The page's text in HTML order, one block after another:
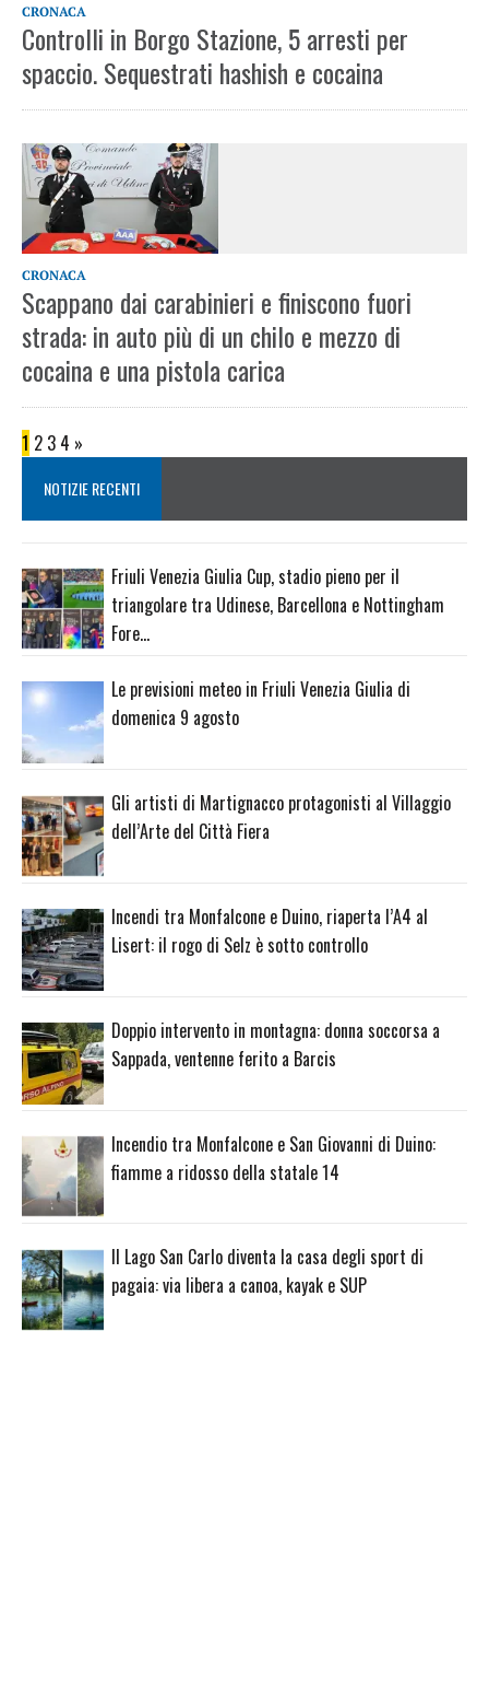
CRONACA
Controlli in Borgo Stazione, 5 arresti per
spaccio. Sequestrati hashish e cocaina
CRONACA
Scappano dai carabinieri e finiscono fuori
strada: in auto più di un chilo e mezzo di
cocaina e una pistola carica
1 2 3 4 »
NOTIZIE RECENTI
Friuli Venezia Giulia Cup, stadio pieno per il
triangolare tra Udinese, Barcellona e Nottingham
Fore…
Le previsioni meteo in Friuli Venezia Giulia di
domenica 9 agosto
Gli artisti di Martignacco protagonisti al Villaggio
dell’Arte del Città Fiera
Incendi tra Monfalcone e Duino, riaperta l’A4 al
Lisert: il rogo di Selz è sotto controllo
Doppio intervento in montagna: donna soccorsa a
Sappada, ventenne ferito a Barcis
Incendio tra Monfalcone e San Giovanni di Duino:
fiamme a ridosso della statale 14
Il Lago San Carlo diventa la casa degli sport di
pagaia: via libera a canoa, kayak e SUP